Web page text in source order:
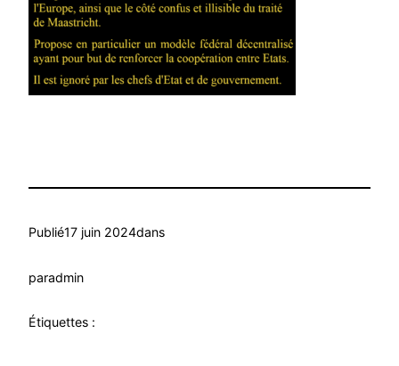
Publié17 juin 2024dans
paradmin
Étiquettes :